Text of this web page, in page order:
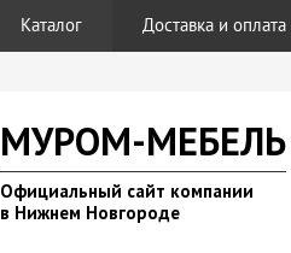
Каталог Доставка и оплата
МУРОМ-МЕБЕЛЬ
Официальный сайт компании
в Нижнем Новгороде